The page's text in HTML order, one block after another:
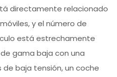
directamente relacionado
y el número de
está estrechamente
gama baja con una
baja tensión, un coche